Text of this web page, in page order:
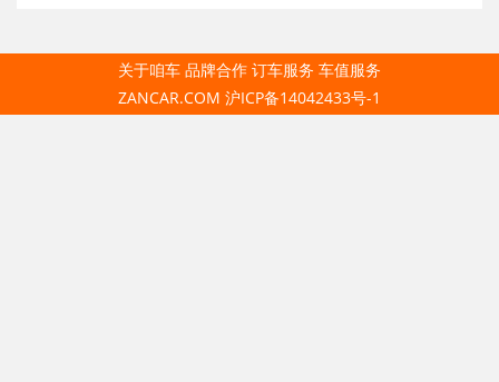
关于咱车 品牌合作 订车服务 车值服务
ZANCAR.COM 沪ICP备14042433号-1